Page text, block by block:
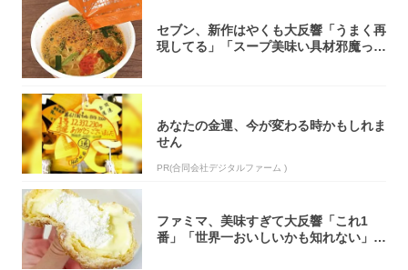
セブン、新作はやくも大反響「うまく再
現してる」「スープ美味い具材邪魔って
あなたの金運、今が変わる時かもしれま
せん
PR(合同会社デジタルファーム )
ファミマ、美味すぎて大反響「これ1
番」「世界一おいしいかも知れない」